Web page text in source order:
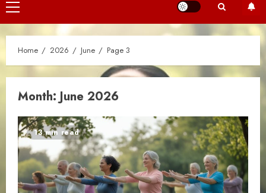
Primary
Menu
Home 2026 June Page 3
Month: June 2026
13 min read